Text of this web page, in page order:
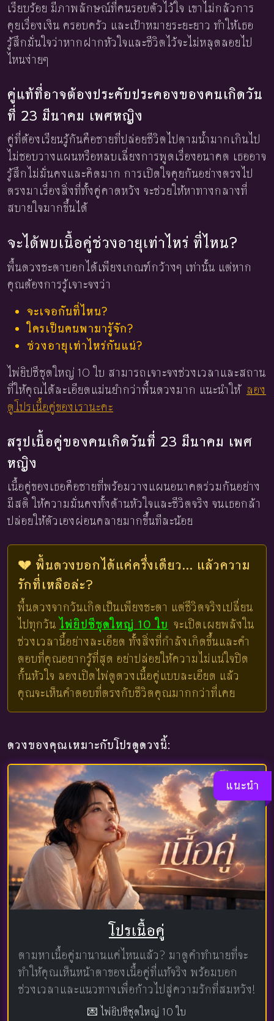
เรียบร้อย มีภาพลักษณ์ที่คนรอบตัวไว้ใจ เขาไม่กลัวการ
คุยเรื่องเงิน ครอบครัว และเป้าหมายระยะยาว ทำให้เธอ
รู้สึกมั่นใจว่าหากฝากหัวใจและชีวิตไว้จะไม่หลุดลอยไป
ไหนง่ายๆ
คู่แท้ที่อาจต้องประคับประคองของคนเกิดวัน
ที่ 23 มีนาคม เพศหญิง
คู่ที่ต้องเรียนรู้กันคือชายที่ปล่อยชีวิตไปตามน้ำมากเกินไป
ไม่ชอบวางแผนหรือหลบเลี่ยงการพูดเรื่องอนาคต เธออาจ
รู้สึกไม่มั่นคงและคิดมาก การเปิดใจคุยกันอย่างตรงไป
ตรงมาเรื่องสิ่งที่ทั้งคู่คาดหวัง จะช่วยให้หาทางกลางที่
สบายใจมากขึ้นได้
จะได้พบเนื้อคู่ช่วงอายุเท่าไหร่ ที่ไหน?
พื้นดวงชะตาบอกได้เพียงเกณฑ์กว้างๆ เท่านั้น แต่หาก
คุณต้องการรู้เจาะจงว่า
จะเจอกันที่ไหน?
ใครเป็นคนพามารู้จัก?
ช่วงอายุเท่าไหร่กันแน่?
ไพ่ยิปซีชุดใหญ่ 10 ใบ สามารถเจาะจงช่วงเวลาและสถาน
ที่ให้คุณได้ละเอียดแม่นยำกว่าพื้นดวงมาก แนะนำให้ ลอง
ดูโปรเนื้อคู่ของเรานะคะ
สรุปเนื้อคู่ของคนเกิดวันที่ 23 มีนาคม เพศ
หญิง
เนื้อคู่ของเธอคือชายที่พร้อมวางแผนอนาคตร่วมกันอย่าง
มีสติ ให้ความมั่นคงทั้งด้านหัวใจและชีวิตจริง จนเธอกล้า
ปล่อยให้ตัวเองผ่อนคลายมากขึ้นทีละน้อย
💔 พื้นดวงบอกได้แค่ครึ่งเดียว... แล้วความ
รักที่เหลือล่ะ?
พื้นดวงจากวันเกิดเป็นเพียงชะตา แต่ชีวิตจริงเปลี่ยน
ไปทุกวัน ไพ่ยิปซีชุดใหญ่ 10 ใบ จะเปิดเผยพลังใน
ช่วงเวลานี้อย่างละเอียด ทั้งสิ่งที่กำลังเกิดขึ้นและคำ
ตอบที่คุณอยากรู้ที่สุด อย่าปล่อยให้ความไม่แน่ใจปิด
กั้นหัวใจ ลองเปิดไพ่ดูดวงเนื้อคู่แบบละเอียด แล้ว
คุณจะเห็นคำตอบที่ตรงกับชีวิตคุณมากกว่าที่เคย
ดวงของคุณเหมาะกับโปรดูดวงนี้:
แนะนำ
โปรเนื้อคู่
ตามหาเนื้อคู่มานานแค่ไหนแล้ว? มาดูคำทำนายที่จะ
ทำให้คุณเห็นหน้าตาของเนื้อคู่ที่แท้จริง พร้อมบอก
ช่วงเวลาและแนวทางเพื่อก้าวไปสู่ความรักที่สมหวัง!
💌 ไพ่ยิปซีชุดใหญ่ 10 ใบ